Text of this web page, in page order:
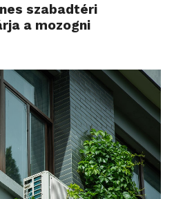
szabadtéri
a mozogni